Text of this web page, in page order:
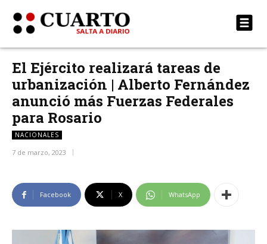
El Ejército realizará tareas de
urbanización | Alberto Fernández
anunció más Fuerzas Federales
para Rosario
NACIONALES
7 de marzo, 2023
Facebook X WhatsApp